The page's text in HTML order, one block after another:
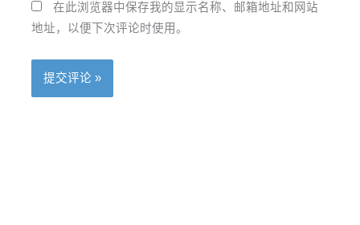
在此浏览器中保存我的显示名称、邮箱地址和网站
地址，以便下次评论时使用。